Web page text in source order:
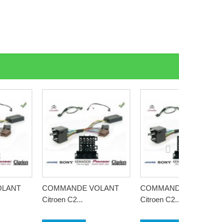
COMMANDE VOLANT
Citroen C2...
COMMANDE VOLANT
Citroen C2...